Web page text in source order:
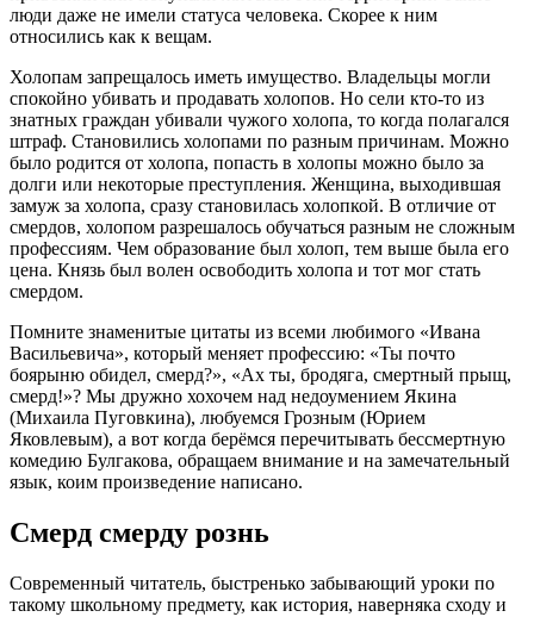
люди даже не имели статуса человека. Скорее к ним
относились как к вещам.
Холопам запрещалось иметь имущество. Владельцы могли
спокойно убивать и продавать холопов. Но сели кто-то из
знатных граждан убивали чужого холопа, то когда полагался
штраф. Становились холопами по разным причинам. Можно
было родится от холопа, попасть в холопы можно было за
долги или некоторые преступления. Женщина, выходившая
замуж за холопа, сразу становилась холопкой. В отличие от
смердов, холопом разрешалось обучаться разным не сложным
профессиям. Чем образование был холоп, тем выше была его
цена. Князь был волен освободить холопа и тот мог стать
смердом.
Помните знаменитые цитаты из всеми любимого «Ивана
Васильевича», который меняет профессию: «Ты почто
боярыню обидел, смерд?», «Ах ты, бродяга, смертный прыщ,
смерд!»? Мы дружно хохочем над недоумением Якина
(Михаила Пуговкина), любуемся Грозным (Юрием
Яковлевым), а вот когда берёмся перечитывать бессмертную
комедию Булгакова, обращаем внимание и на замечательный
язык, коим произведение написано.
Смерд смерду рознь
Современный читатель, быстренько забывающий уроки по
такому школьному предмету, как история, наверняка сходу и